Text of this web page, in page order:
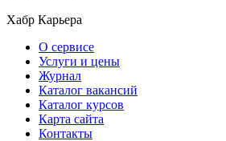
Хабр Карьера
О сервисе
Услуги и цены
Журнал
Каталог вакансий
Каталог курсов
Карта сайта
Контакты